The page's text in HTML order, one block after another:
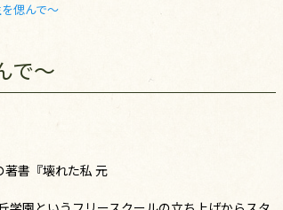
偲んで～
で～
書『壊れた私 元